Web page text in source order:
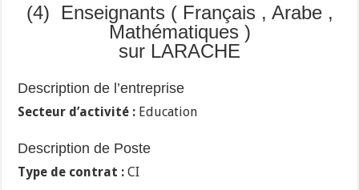
(4) Enseignants ( Français , Arabe ,
Mathématiques )
sur LARACHE
Description de l’entreprise
Secteur d’activité : Education
Description de Poste
Type de contrat :CI